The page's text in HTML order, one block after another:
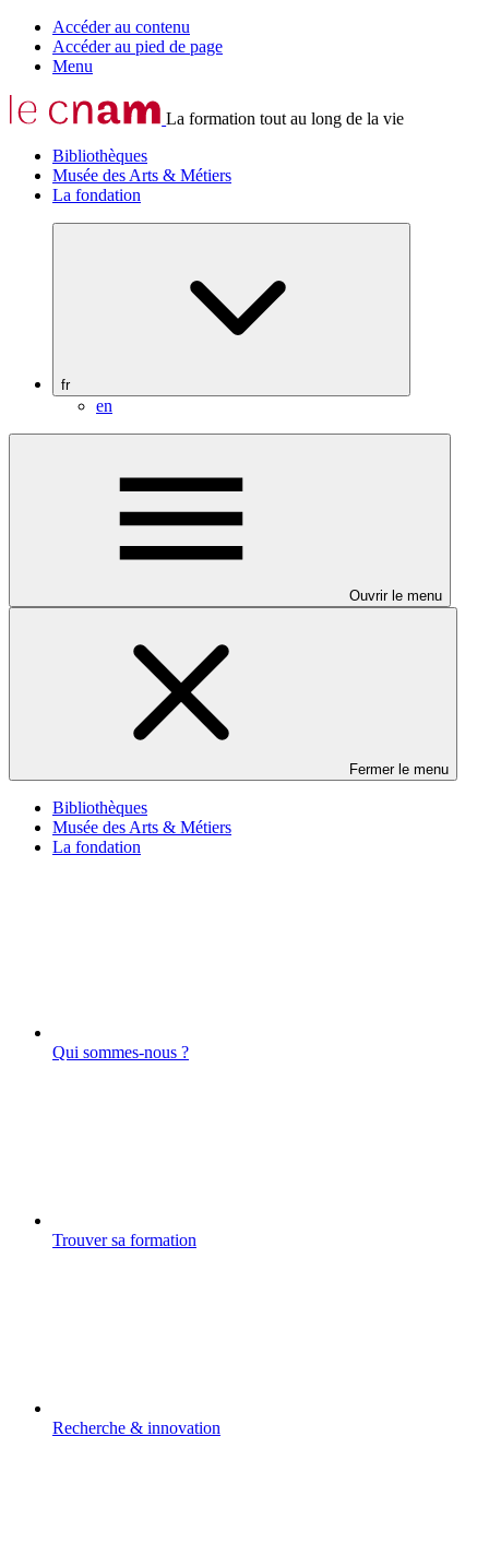
Accéder au contenu
Accéder au pied de page
Menu
La formation tout au long de la vie
Bibliothèques
Musée des Arts & Métiers
La fondation
fr
en
Ouvrir le menu
Fermer le menu
Bibliothèques
Musée des Arts & Métiers
La fondation
Qui sommes-nous ?
Trouver sa formation
Recherche & innovation